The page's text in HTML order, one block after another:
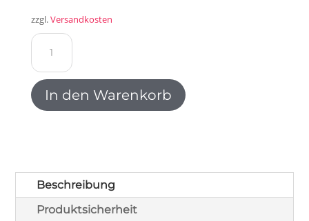
zzgl.Versandkosten
Sennheiser
TeamConnect
Bar
S
All-
Menge
In den Warenkorb
Beschreibung
Produktsicherheit